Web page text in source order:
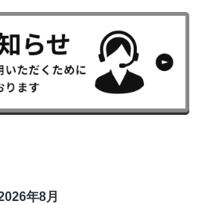
年8月